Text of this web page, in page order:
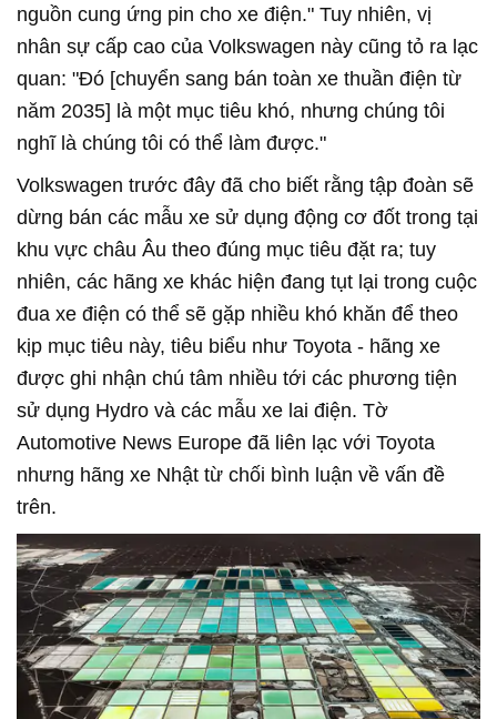
nguồn cung ứng pin cho xe điện." Tuy nhiên, vị
nhân sự cấp cao của Volkswagen này cũng tỏ ra lạc
quan: "Đó [chuyển sang bán toàn xe thuần điện từ
năm 2035] là một mục tiêu khó, nhưng chúng tôi
nghĩ là chúng tôi có thể làm được."
Volkswagen trước đây đã cho biết rằng tập đoàn sẽ
dừng bán các mẫu xe sử dụng động cơ đốt trong tại
khu vực châu Âu theo đúng mục tiêu đặt ra; tuy
nhiên, các hãng xe khác hiện đang tụt lại trong cuộc
đua xe điện có thể sẽ gặp nhiều khó khăn để theo
kịp mục tiêu này, tiêu biểu như Toyota - hãng xe
được ghi nhận chú tâm nhiều tới các phương tiện
sử dụng Hydro và các mẫu xe lai điện. Tờ
Automotive News Europe đã liên lạc với Toyota
nhưng hãng xe Nhật từ chối bình luận về vấn đề
trên.